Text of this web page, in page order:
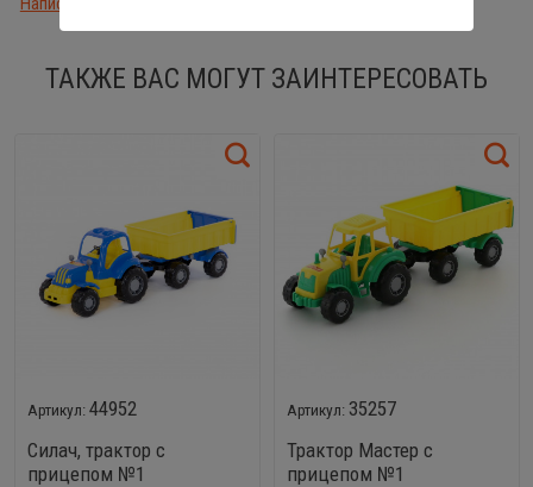
ТАКЖЕ ВАС МОГУТ ЗАИНТЕРЕСОВАТЬ
44952
Силач, трактор с
прицепом №1
35257
Трактор Мастер с
прицепом №1